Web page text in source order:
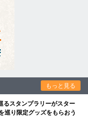
もっと見る
るスタンプラリーがスター
り限定グッズをもらおう